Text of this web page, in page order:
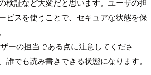
検証など大変だと思います。ユーザの担
ビスを使うことで、セキュアな状態を保
ーの担当である点に注意してくださ
誰でも読み書きできる状態になります。